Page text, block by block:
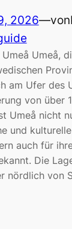
2026—von
Umeå Umeå,
am Ufer des
von über
Umeå nicht
und
auch für
Die
nördlich von